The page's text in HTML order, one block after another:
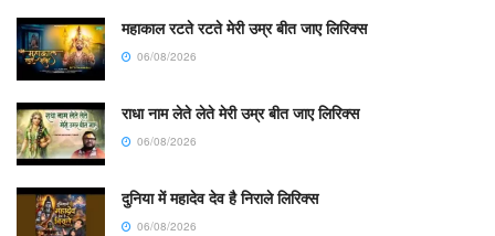
महाकाल रटते रटते मेरी उम्र बीत जाए लिरिक्स
06/08/2026
राधा नाम लेते लेते मेरी उम्र बीत जाए लिरिक्स
06/08/2026
दुनिया में महादेव देव है निराले लिरिक्स
06/08/2026